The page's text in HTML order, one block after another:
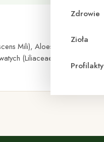
Zdrowie
Zioła
Mili), Aloes to
(Liliaceae). Jak